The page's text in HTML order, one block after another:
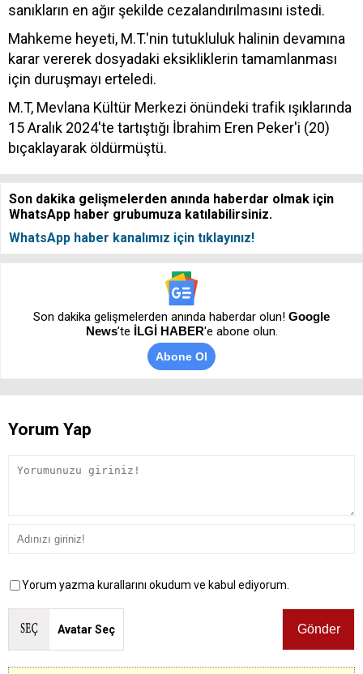
sanıkların en ağır şekilde cezalandırılmasını istedi.
Mahkeme heyeti, M.T.'nin tutukluluk halinin devamına
karar vererek dosyadaki eksikliklerin tamamlanması
için duruşmayı erteledi.
M.T, Mevlana Kültür Merkezi önündeki trafik ışıklarında
15 Aralık 2024'te tartıştığı İbrahim Eren Peker'i (20)
bıçaklayarak öldürmüştü.
Son dakika gelişmelerden anında haberdar olmak için
WhatsApp haber grubumuza katılabilirsiniz.
WhatsApp haber kanalımız için tıklayınız!
Son dakika gelişmelerden anında haberdar olun! Google
News’te İLGİ HABER'e abone olun.
Abone Ol
Yorum Yap
Yorum yazma kurallarını okudum ve kabul ediyorum.
Avatar Seç